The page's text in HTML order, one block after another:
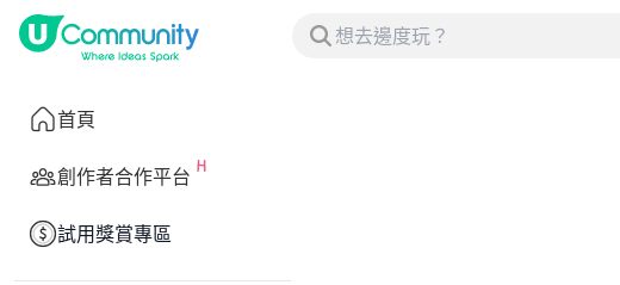
首頁
創作者合作平台
試用獎賞專區